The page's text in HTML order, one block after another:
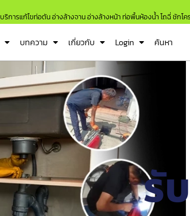
บริการแก้ไขท่อตัน อ่างล้างจาน อ่างล้างหน้า ท่อพื้นห้องน้ำ โถฉี่ ชักโค
บทความ เกี่ยวกับ Login ค้นหา
รั